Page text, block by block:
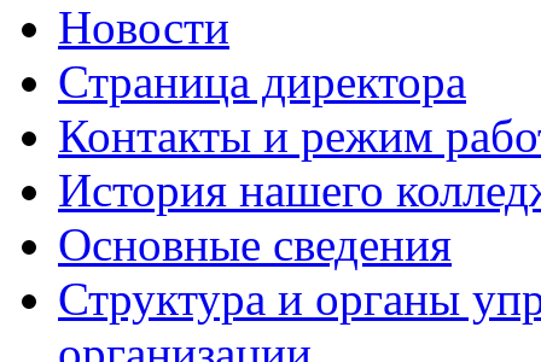
Новости
Страница директора
Контакты и режим
История нашего
Основные сведения
Структура и органы